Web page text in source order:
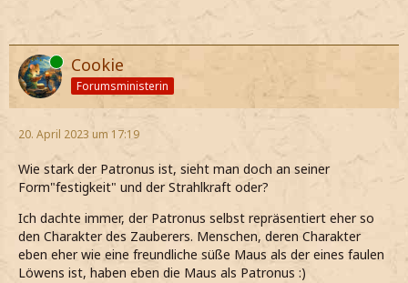
Online Cookie
Forumsministerin
20. April 2023 um 17:19
Wie stark der Patronus ist, sieht man doch an seiner
Form"festigkeit" und der Strahlkraft oder?
Ich dachte immer, der Patronus selbst repräsentiert eher so
den Charakter des Zauberers. Menschen, deren Charakter
eben eher wie eine freundliche süße Maus als der eines faulen
Löwens ist, haben eben die Maus als Patronus :)